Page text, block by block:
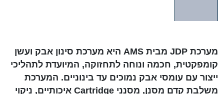
מערכת JDP מבית AMS היא מערכת סינון אבק ועשן
קומפקטית, חכמה ונוחה לתחזוקה, המיועדת לתהליכי
ייצור עם עומסי אבק נמוכים עד בינוניים. המערכת
משלבת קדם מסנן, מסנני Cartridge איכותיים, ניקוי